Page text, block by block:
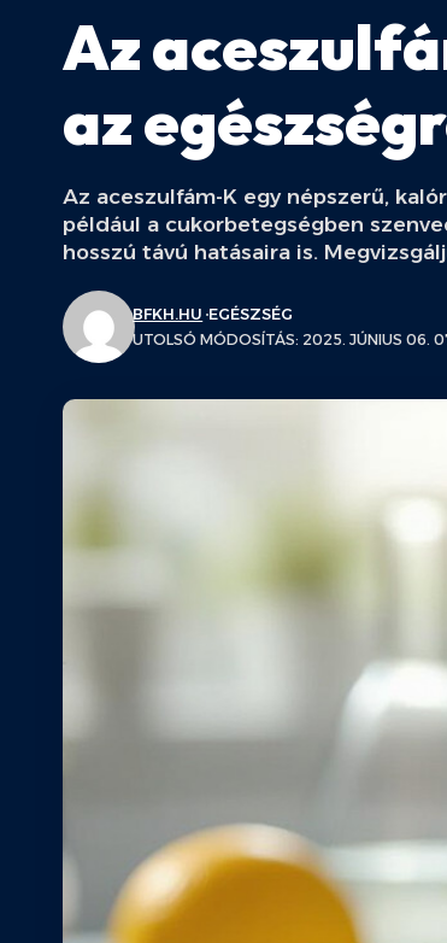
Az
az
Az aceszulfám-K egy népszerű,
például a cukorbetegségben
hosszú távú hatásaira is.
UTOLSÓ MÓDOSÍTÁS: 2025. JÚNIUS 06.
BFKH.HU EGÉSZSÉG